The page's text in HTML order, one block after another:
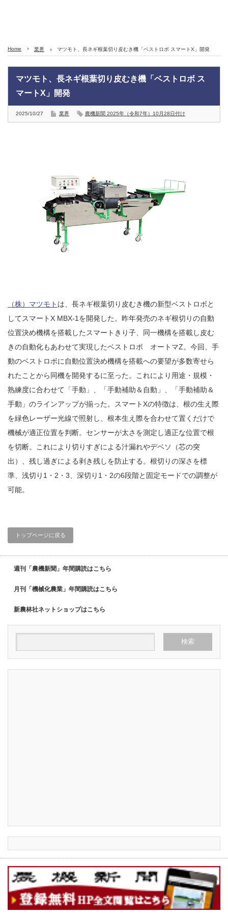
Home 業界 マツモト、長ネギ根葉切り皮むき機「ベストロボ スマートX」開発
マツモト、長ネギ根葉切り皮むき機「ベストロボ ス
マートX」開発
2025/10/27 業界 農機新聞 2025年（令和7年）10月28日付け
（株）マツモト は、長ネギ根葉切り皮むき機の新型ベストロボと
してスマートX MBX-1を開発した。昨年発売のネギ根切りの自動
位置決め機構を搭載したスマートきり子、同一機構を搭載し皮む
きの自動化もあわせて実現したベストロボ オートマZ。今回、手
動のベストロボに自動位置決め機構を搭載への要望が多数寄せら
れたことから同機を開発するに至った。これにより用途・規模・
熟練度に合わせて「手動」、「手動補助＆自動」、「手動補助＆
手動」のラインアップが揃った。スマートXの特徴は、根の生え際
を緑色レーザー光線で照射し、根本生え際を合わせて置くだけで
機械が適正位置を判断。センサーが太さを測定し適正な位置で根
を切断。これにより切りすぎによる汁漏れやデベソ（芯の突
出）、残し過ぎによる剥き残しを防止する。根切りの深さを標
準、浅切り1・2・3、深切り1・2の6段階と固定モードでの調整が
可能。
トップページに戻る
週刊「農機新聞」年間購読はこちら
月刊「機械化農業」年間購読はこちら
新農林社ネットショップはこちら